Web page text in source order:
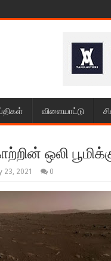
விளையாட்டு
ஒலி
23, 2021 0